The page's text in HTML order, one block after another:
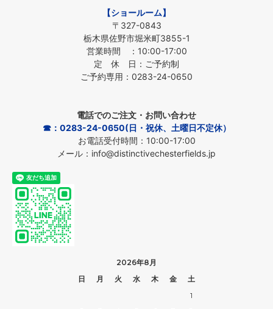
【ショールーム】
〒327-0843
栃木県佐野市堀米町3855-1
営業時間 ：10:00-17:00
定 休 日：ご予約制
ご予約専用：0283-24-0650
電話でのご注文・お問い合わせ
☎：0283-24-0650(日・祝休、土曜日不定休）
お電話受付時間：10:00-17:00
メール：info@distinctivechesterfields.jp
2026年8月
日
月 火 水 木 金
土
1